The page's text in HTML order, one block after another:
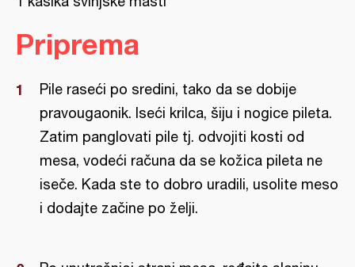
Priprema
Pile raseći po sredini, tako da se dobije
pravougaonik. Iseći krilca, šiju i nogice pileta.
Zatim panglovati pile tj. odvojiti kosti od
mesa, vodeći računa da se kožica pileta ne
iseče. Kada ste to dobro uradili, usolite meso
i dodajte začine po želji.